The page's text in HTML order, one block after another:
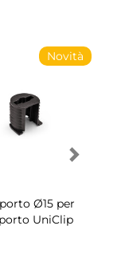
Novità
Ø15 per
UniClip